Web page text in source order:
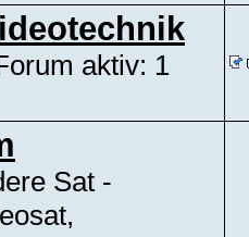
aktiv: 1
Sat -